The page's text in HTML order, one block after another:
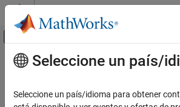
Saltar al contenido
Mostrar/ocultar menú de
Recurso
Contenido principal
Seleccione un país/
Seleccione un país/idioma para obtener